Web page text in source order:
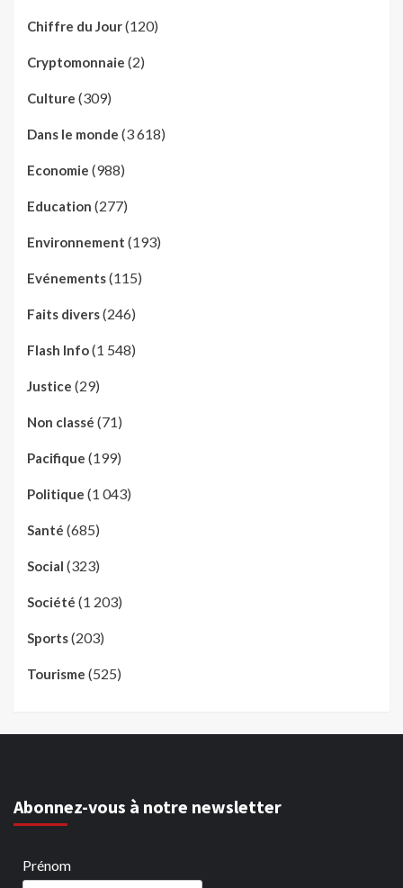
Chiffre du Jour(120)
Cryptomonnaie (2)
Culture (309)
Dans le monde (3 618)
Economie (988)
Education (277)
Environnement (193)
Evénements(115)
Faits divers(246)
Flash Info(1 548)
Justice (29)
Non classé (71)
Pacifique (199)
Politique (1 043)
Santé (685)
Social (323)
Société (1 203)
Sports(203)
Tourisme (525)
Abonnez-vous à notre newsletter
Prénom